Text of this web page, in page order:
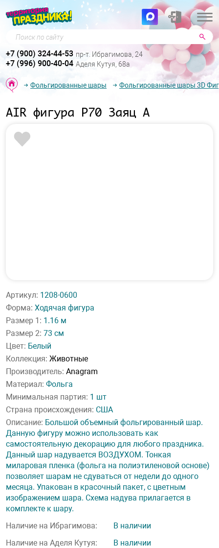
Поиск по сайту
+7 (900) 324-44-53 пр-т. Ибрагимова, 24
+7 (996) 900-40-04 Аделя Кутуя, 68а
Фольгированные шары Фольгированные шары 3D
AIR фигура P70 Заяц А
Артикул: 1208-0600
Форма: Ходячая фигура
Размер 1: 1.16 м
Размер 2: 73 см
Цвет: Белый
Коллекция: Животные
Производитель: Anagram
Материал: Фольга
Минимальная партия: 1 шт
Страна происхождения: США
Описание: Большой объемный фольгированный шар.
Данную фигуру можно использовать как
самостоятельную декорацию для любого праздника.
Данный шар надувается ВОЗДУХОМ. Тонкая
миларовая пленка (фольга на полиэтиленовой основе)
позволяет шарам не сдуваться от недели до одного
месяца. Упакован в красочный пакет, с цветным
изображением шара. Схема надува прилагается в
комплекте к шару.
Наличие на Ибрагимова:
В наличии
Наличие на Аделя Кутуя:
В наличии